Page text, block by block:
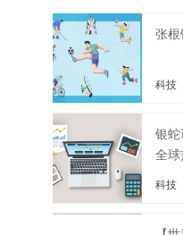
张根
科技
银蛇
全球
科技